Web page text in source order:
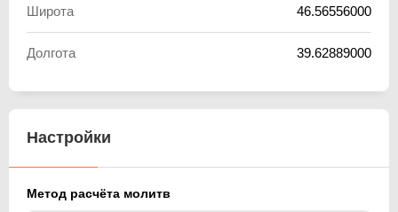
Широта 46.56556000
Долгота 39.62889000
Настройки
Метод расчёта молитв